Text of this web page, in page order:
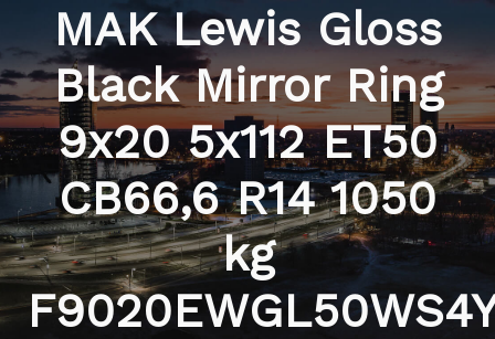
MAK Lewis Gloss
Black Mirror Ring
9x20 5x112 ET50
CB66,6 R14 1050
kg